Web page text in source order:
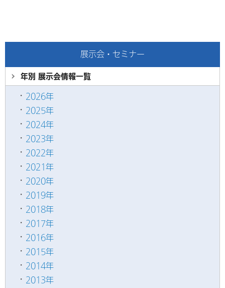
展示会・セミナー
年別 展示会情報一覧
2026年
2025年
2024年
2023年
2022年
2021年
2020年
2019年
2018年
2017年
2016年
2015年
2014年
2013年